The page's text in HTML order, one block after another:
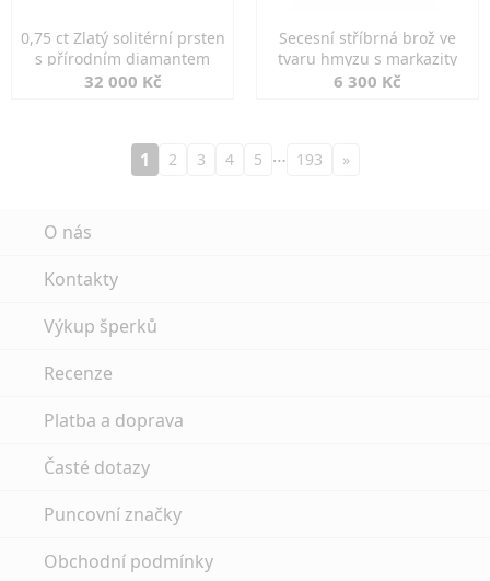
0,75 ct Zlatý solitérní prsten
s přírodním diamantem
32 000 Kč
Secesní stříbrná brož ve
tvaru hmyzu s markazity
6 300 Kč
1 2 3 4 5 … 193 »
O nás
Kontakty
Výkup šperků
Recenze
Platba a doprava
Časté dotazy
Puncovní značky
Obchodní podmínky